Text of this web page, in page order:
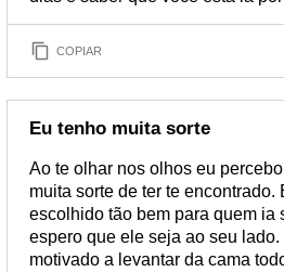
COPIAR
Eu tenho muita sorte
Ao te olhar nos olhos eu
muita sorte de ter te
escolhido tão bem para quem ia
espero que ele seja ao seu
motivado a levantar da cama